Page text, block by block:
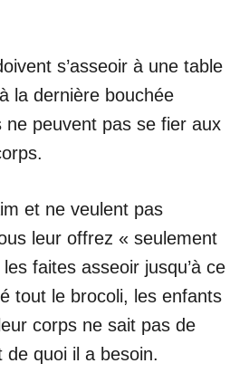
s’asseoir à une table
la dernière bouchée
ne peuvent pas se fier aux
et ne veulent pas
leur offrez « seulement
faites asseoir jusqu’à ce
tout le brocoli, les enfants
corps ne sait pas de
de quoi il a besoin.